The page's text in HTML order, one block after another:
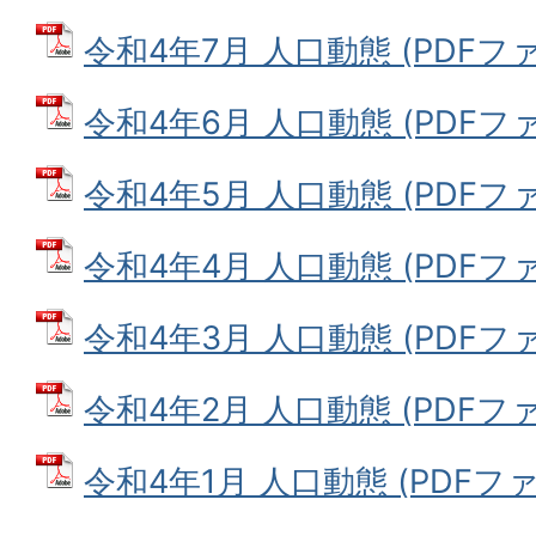
令和4年7月 人口動態 (PDFフ
令和4年6月 人口動態 (PDFフ
令和4年5月 人口動態 (PDFフ
令和4年4月 人口動態 (PDFフ
令和4年3月 人口動態 (PDFフ
令和4年2月 人口動態 (PDFフ
令和4年1月 人口動態 (PDFフ